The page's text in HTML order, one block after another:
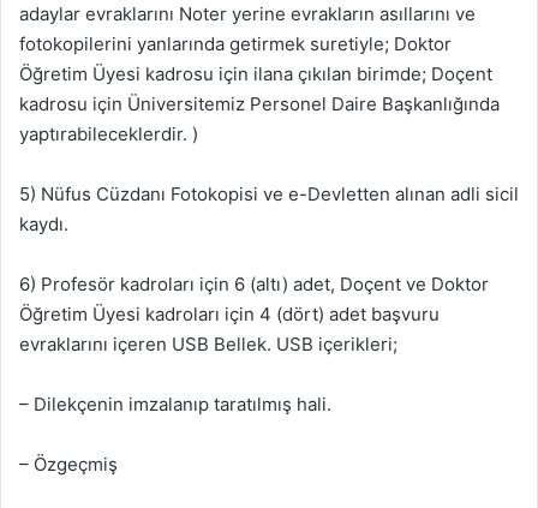
adaylar evraklarını Noter yerine evrakların asıllarını ve
fotokopilerini yanlarında getirmek suretiyle; Doktor
Öğretim Üyesi kadrosu için ilana çıkılan birimde; Doçent
kadrosu için Üniversitemiz Personel Daire Başkanlığında
yaptırabileceklerdir. )
5) Nüfus Cüzdanı Fotokopisi ve e-Devletten alınan adli sicil
kaydı.
6) Profesör kadroları için 6 (altı) adet, Doçent ve Doktor
Öğretim Üyesi kadroları için 4 (dört) adet başvuru
evraklarını içeren USB Bellek. USB içerikleri;
– Dilekçenin imzalanıp taratılmış hali.
– Özgeçmiş